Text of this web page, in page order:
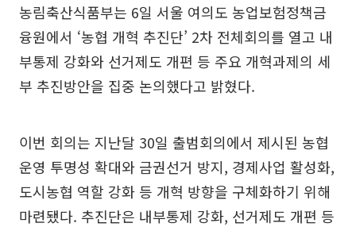
농림축산식품부는 6일 서울 여의도 농업보험정책금
융원에서 ‘농협 개혁 추진단’ 2차 전체회의를 열고 내
부통제 강화와 선거제도 개편 등 주요 개혁과제의 세
부 추진방안을 집중 논의했다고 밝혔다.
이번 회의는 지난달 30일 출범회의에서 제시된 농협
운영 투명성 확대와 금권선거 방지, 경제사업 활성화,
도시농협 역할 강화 등 개혁 방향을 구체화하기 위해
마련됐다. 추진단은 내부통제 강화, 선거제도 개편 등